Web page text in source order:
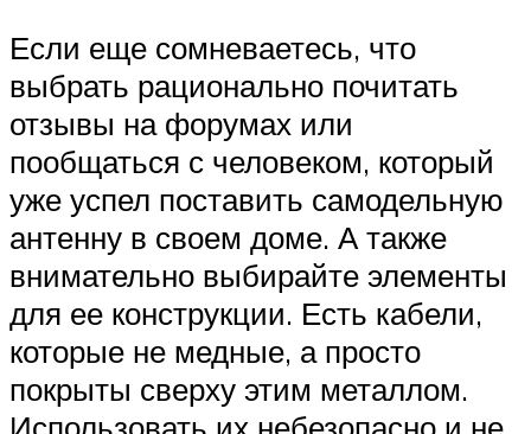
Если еще сомневаетесь, что
выбрать рационально почитать
отзывы на форумах или
пообщаться с человеком, который
уже успел поставить самодельную
антенну в своем доме. А также
внимательно выбирайте элементы
для ее конструкции. Есть кабели,
которые не медные, а просто
покрыты сверху этим металлом.